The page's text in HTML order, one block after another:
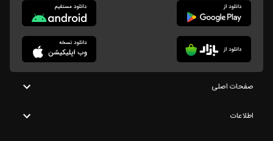
صفحات اصلی
اطلاعات